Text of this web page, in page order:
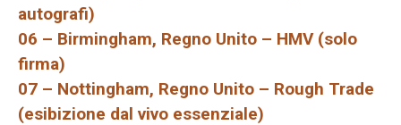
autografi)
06 – Birmingham, Regno Unito – HMV (solo
firma)
07 – Nottingham, Regno Unito – Rough Trade
(esibizione dal vivo essenziale)